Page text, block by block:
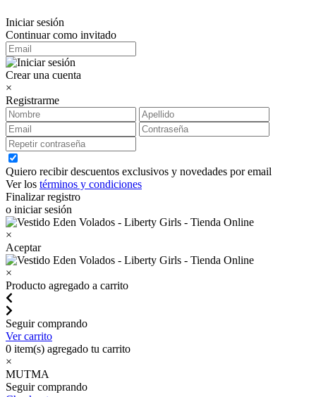
Iniciar sesión
Continuar como invitado
Crear una cuenta
×
Registrarme
Quiero recibir descuentos exclusivos y novedades por email
Ver los términos y condiciones
Finalizar registro
o iniciar sesión
×
Aceptar
×
Producto agregado a carrito
Seguir comprando
Ver carrito
0 item(s) agregado tu carrito
×
MUTMA
Seguir comprando